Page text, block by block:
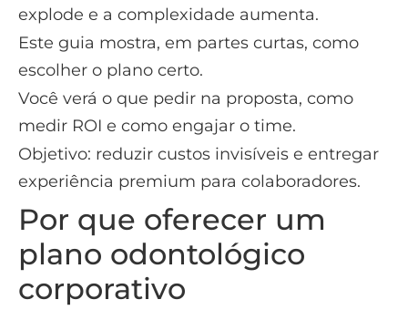
explode e a complexidade aumenta.
Este guia mostra, em partes curtas, como
escolher o plano certo.
Você verá o que pedir na proposta, como
medir ROI e como engajar o time.
Objetivo: reduzir custos invisíveis e entregar
experiência premium para colaboradores.
Por que oferecer um
plano odontológico
corporativo